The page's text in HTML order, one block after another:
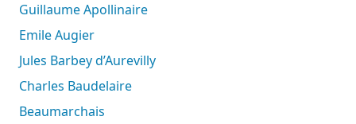
Guillaume Apollinaire
Emile Augier
Jules Barbey d’Aurevilly
Charles Baudelaire
Beaumarchais